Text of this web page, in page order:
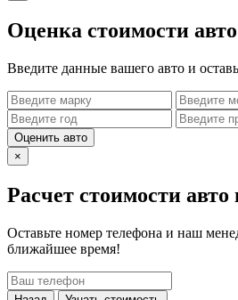
Оценка стоимости
Введите данные вашего авто и
Оценить авто
×
Расчет стоимости авто
Оставьте номер телефона и наш
ближайшее время!